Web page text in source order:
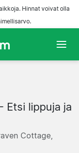
Hinnat voivat olla
- Etsi lippuja ja
Cottage,